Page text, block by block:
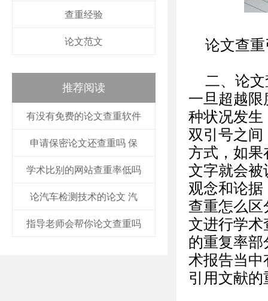
查重经验
论文范文
推荐阅读
有没有免费的论文查重软件
申请保密论文还查重吗 保
学术比别的网站查重率低吗
论汽车检测技术的论文 汽
指导老师会帮你论文查重吗
论文查
二、论
一旦超越
种状况发生
双引号之
方式，如果
文字就会被
观念和论
查重怎么区
文进行学术
的重复率
术报告当
引用文献